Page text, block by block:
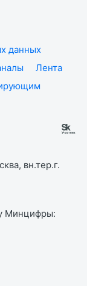
данных
Лента
вн.тер.г.
Минцифры: